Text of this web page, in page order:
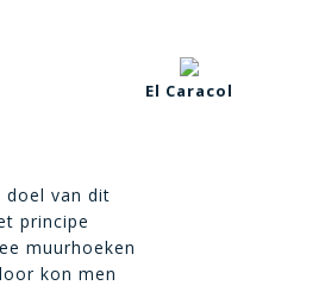
El Caracol
doel van dit
principe
muurhoeken
kon men